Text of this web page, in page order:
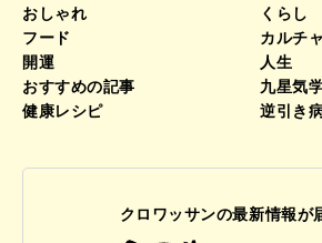
おしゃれ
くらし
フード
カルチ
開運
人生
おすすめの記事
九星気
健康レシピ
逆引き
クロワッサンの最新情報が